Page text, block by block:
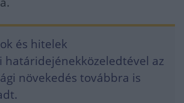
és hitelek
határidejénekközeledtével az
növekedés továbbra is